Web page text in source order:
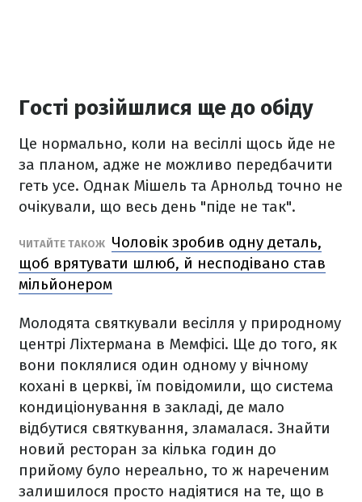
Гості розійшлися ще до обіду
Це нормально, коли на весіллі щось йде не
за планом, адже не можливо передбачити
геть усе. Однак Мішель та Арнольд точно не
очікували, що весь день "піде не так".
ЧИТАЙТЕ ТАКОЖ Чоловік зробив одну деталь,
щоб врятувати шлюб, й несподівано став
мільйонером
Молодята святкували весілля у природному
центрі Ліхтермана в Мемфісі. Ще до того, як
вони поклялися один одному у вічному
кохані в церкві, їм повідомили, що система
кондиціонування в закладі, де мало
відбутися святкування, зламалася. Знайти
новий ресторан за кілька годин до
прийому було нереально, то ж нареченим
залишилося просто надіятися на те, що в